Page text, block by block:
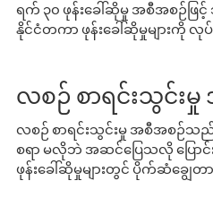
ရက် ၃၀ ဖုန်းခေါ်ဆိုမှု အစီအစဉ်ဖ
နိုင်ငံတကာ ဖုန်းခေါ်ဆိုမှုများကို
လစဉ် စာရင်းသွင်းမှု
လစဉ် စာရင်းသွင်းမှု အစီအစဉ်သည်
စရာ မလိုဘဲ အဆင်ပြေသလို ပြော
ဖုန်းခေါ်ဆိုမှုများတွင် ပိုက်ဆံချွေတ